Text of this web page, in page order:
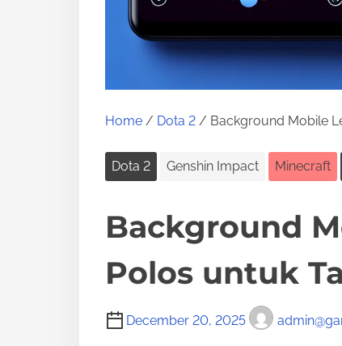
Home / Dota 2 / Background Mobile
Dota 2 Genshin Impact Minecraft
Background
Polos untuk
December 20, 2025